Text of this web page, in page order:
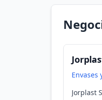
Envases
Jorplast